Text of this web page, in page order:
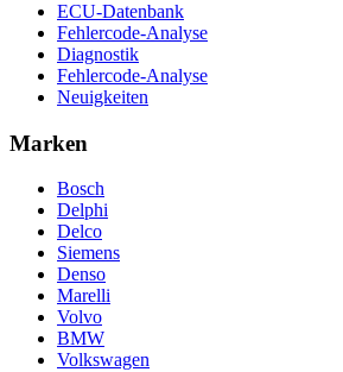
ECU-Datenbank
Fehlercode-Analyse
Diagnostik
Fehlercode-Analyse
Neuigkeiten
Marken
Bosch
Delphi
Delco
Siemens
Denso
Marelli
Volvo
BMW
Volkswagen